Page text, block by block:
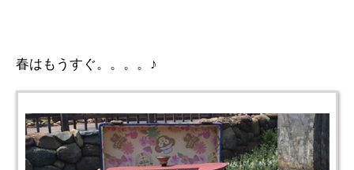
春はもうすぐ。。。。♪